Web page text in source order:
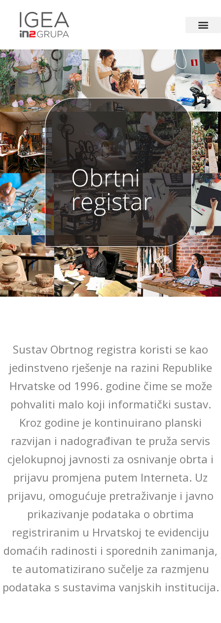
Sustav Obrtnog registra koristi se kao
jedinstveno rješenje na razini Republike
Hrvatske od 1996. godine čime se može
pohvaliti malo koji informatički sustav.
Kroz godine je kontinuirano planski
razvijan i nadograđivan te pruža servis
cjelokupnoj javnosti za osnivanje obrta i
prijavu promjena putem Interneta. Uz
prijavu, omogućuje pretraživanje i javno
prikazivanje podataka o obrtima
registriranim u Hrvatskoj te evidenciju
domaćih radinosti i sporednih zanimanja,
te automatizirano sučelje za razmjenu
podataka s sustavima vanjskih institucija.